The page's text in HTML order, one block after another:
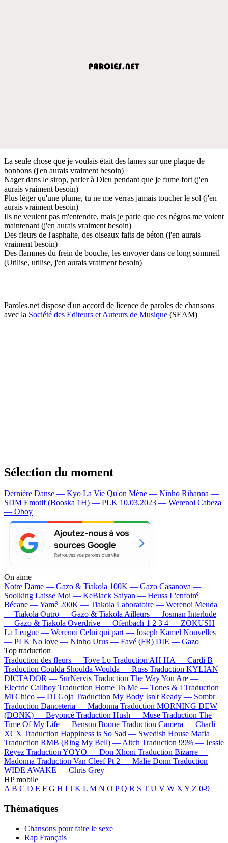
La seule chose que je voulais était des lames sur une plaque de
bonbons (j'en aurais vraiment besoin)
Nager dans le sirop, parler à Dieu pendant que je fume fort (j'en
aurais vraiment besoin)
Plus léger qu'une plume, tu ne me verras jamais toucher le sol (j'en
aurais vraiment besoin)
Ils ne veulent pas m'entendre, mais je parie que ces négros me voient
maintenant (j'en aurais vraiment besoin)
Des fleurs de l'asphalte, des oiseaux faits de béton (j'en aurais
vraiment besoin)
Des flammes du frein de bouche, les envoyer dans ce long sommeil
(Utilise, utilise, j'en aurais vraiment besoin)
Paroles.net dispose d'un accord de licence de paroles de chansons
avec la Société des Editeurs et Auteurs de Musique (SEAM)
Sélection du moment
Dernière Danse — Kyo La Vie Qu'on Mène — Ninho Rihanna —
SDM Emotif (Booska 1H) — PLK 10.03.2023 — Werenoi Cabeza
— Oboy
On aime
Notre Dame — Gazo & Tiakola 100K — Gazo Casanova —
Soolking Laisse Moi — KeBlack Saiyan — Heuss L'enfoiré
Bécane —Yamê 200K — Tiakola Laboratoire — Werenoi Meuda
— Tiakola Outro — Gazo & TiakolaAilleurs — Josman Interlude
— Gazo & Tiakola Overdrive — Ofenbach 1 2 3 4 — ZOKUSH
La League — Werenoi Celui qui part — Joseph Kamel Nouvelles
— PLK No love — Ninho Urus — Favé (FR) DIE — Gazo
Top traduction
Traduction des fleurs — Tove Lo Traduction AH HA — Cardi B
Traduction Coulda Shoulda Woulda — Russ Traduction KYLIAN
DICTADOR — SurNervis Traduction The Way You Are —
Electric Callboy Traduction Home To Me — Tones & I Traduction
Mi Chico — DJ Goja Traduction My Body Isn't Ready — Sombr
Traduction Danceteria — Madonna Traduction MORNING DEW
(DONK) — Beyoncé Traduction Hush — Muse Traduction The
Time Of My Life — Benson Boone Traduction Camera — Charli
XCX Traduction Happiness is So Sad — Swedish House Mafia
Traduction RMB (Ring My Bell) —Aitch Traduction 99% — Jessie
Reyez Traduction YOYO — Don Xhoni Traduction Bizarre —
Madonna Traduction Van Cleef Pt 2 — Malie Donn Traduction
WIDE AWAKE — Chris Grey
HP mobile
A B C D E F G H I J K L M N O P Q R S T U V W XY Z 0-9
Thématiques
Chansons pour faire le sexe
Rap Français